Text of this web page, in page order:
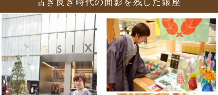
古き良き時代の面影を残した銀座